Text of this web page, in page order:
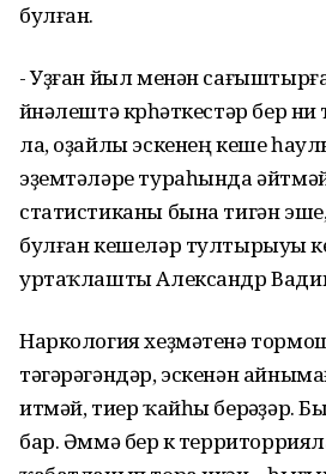
булған.
- Уҙған йыл менән
йүнәлештә күрһәткестәр бер
ла, оҙайлы эскенең кеше
эҙемтәләре тураһында
статистиканы бына тигән
булған кешеләр тултырыуы
уртаҡлашты Александр
Наркология хеҙмәтенә
тәгәрәгәндәр, эскенән
итмәй, тиер ҡайһы берәүҙәр.
бар. Әммә бер үк